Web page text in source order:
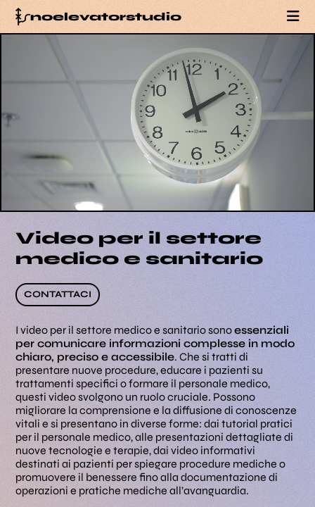
noelevatorstudio
PORTFOLIO
SERVIZI
BLOG
TEAM
Video per il settore
medico e sanitario
CONTATTACI
I video per il settore medico e sanitario sonoessenziali
per comunicare informazioni complesse in modo
chiaro, preciso e accessibile. Che si tratti di
presentare nuove procedure, educare i pazienti su
trattamenti specifici o formare il personale medico,
questi video svolgono un ruolo cruciale. Possono
migliorare la comprensione e la diffusione di conoscenze
vitali e si presentano in diverse forme: dai tutorial pratici
per il personale medico, alle presentazioni dettagliate di
nuove tecnologie e terapie, dai video informativi
destinati ai pazienti per spiegare procedure mediche o
promuovere il benessere fino alla documentazione di
operazioni e pratiche mediche all’avanguardia.